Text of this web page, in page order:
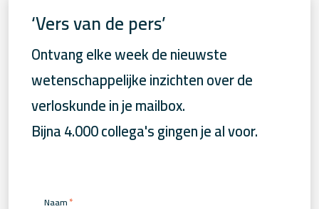
‘Vers van de pers’
Ontvang elke week de nieuwste
wetenschappelijke inzichten over de
verloskunde in je mailbox.
Bijna 4.000 collega's gingen je al voor.
Naam*